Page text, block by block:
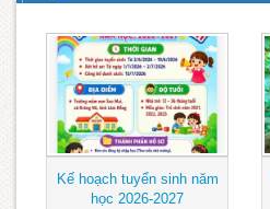
Kế hoạch tuyển sinh năm
học 2026-2027